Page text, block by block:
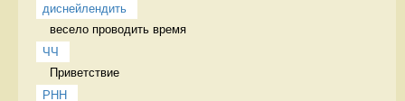
диснейлендить
весело проводить время
ЧЧ
Приветствие
РНН